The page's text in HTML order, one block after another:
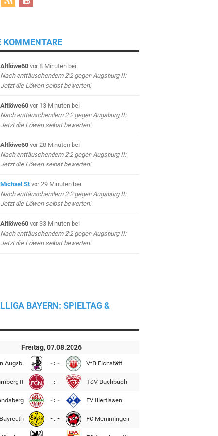
KOMMENTARE
Altlöwe60 vor 8 Minuten bei
Nach enttäuschendem 2:2 gegen Augsburg II:
Jetzt die Löwen selbst bewerten!
Altlöwe60 vor 13 Minuten bei
Nach enttäuschendem 2:2 gegen Augsburg II:
Jetzt die Löwen selbst bewerten!
Altlöwe60 vor 28 Minuten bei
Nach enttäuschendem 2:2 gegen Augsburg II:
Jetzt die Löwen selbst bewerten!
Michael St vor 29 Minuten bei
Nach enttäuschendem 2:2 gegen Augsburg II:
Jetzt die Löwen selbst bewerten!
Altlöwe60 vor 33 Minuten bei
Nach enttäuschendem 2:2 gegen Augsburg II:
Jetzt die Löwen selbst bewerten!
BAYERN: SPIELTAG &
Freitag, 07.08.2026
Augsb. - : - VfB Eichstätt
II - : - TSV Buchbach
- : - FV Illertissen
- : - FC Memmingen